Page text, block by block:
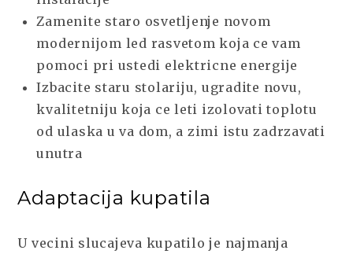
Zamenite staro osvetljenje novom
modernijom led rasvetom koja ce vam
pomoci pri ustedi elektricne energije
Izbacite staru stolariju, ugradite novu,
kvalitetniju koja ce leti izolovati toplotu
od ulaska u va dom, a zimi istu zadrzavati
unutra
Adaptacija kupatila
U vecini slucajeva kupatilo je najmanja